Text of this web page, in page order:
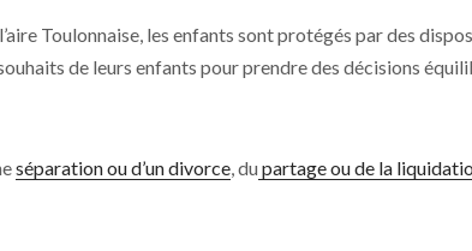
Toulonnaise, les enfants sont protégés par des
de leurs enfants pour prendre des décisions
séparation ou d’un divorce, du partage ou de la